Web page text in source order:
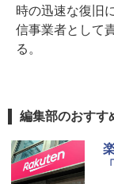
時の迅速な復旧
信事業者として
る。
編集部のおすす